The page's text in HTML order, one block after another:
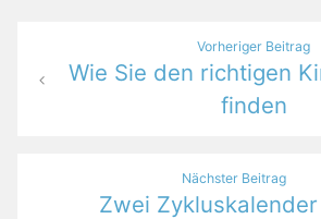
Beitragsnavigation
Vorheriger Beitrag
Wie Sie den richtigen
finden
Nächster Beitrag
Zwei